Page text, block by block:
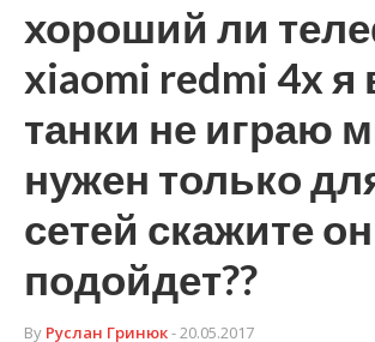
хороший ли
xiaomi redmi 4x я
танки не играю
нужен только
сетей скажите он
подойдет??
By Руслан Гринюк- 20.05.2017